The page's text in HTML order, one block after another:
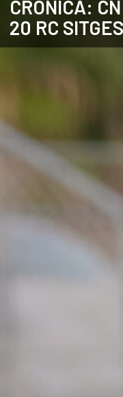
CRÒNICA:
20 RC SITGES